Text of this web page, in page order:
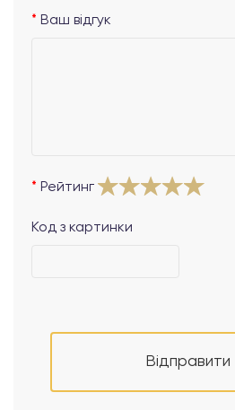
Ваш відгук
Рейтинг
Код з картинки
Відправити